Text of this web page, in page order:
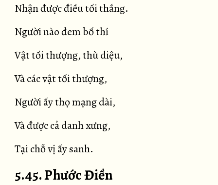
Nhận được điều tối thắng.
Người nào đem bố thí
Vật tối thượng, thù diệu,
Và các vật tối thượng,
Người ấy thọ mạng dài,
Và được cả danh xưng,
Tại chỗ vị ấy sanh.
5.45. Phước Điền